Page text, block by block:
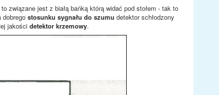
związane jest z białą bańką którą widać pod stołem - tak to
stosunku sygnału do szumu detektor schłodzony
jakości detektor krzemowy.